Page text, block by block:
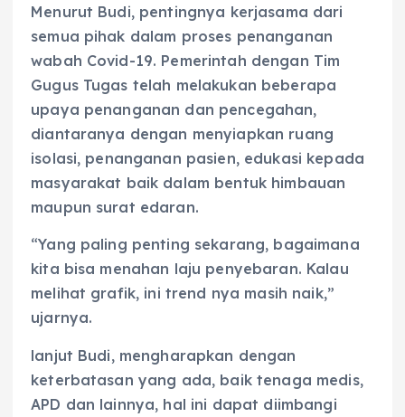
Menurut Budi, pentingnya kerjasama dari
semua pihak dalam proses penanganan
wabah Covid-19. Pemerintah dengan Tim
Gugus Tugas telah melakukan beberapa
upaya penanganan dan pencegahan,
diantaranya dengan menyiapkan ruang
isolasi, penanganan pasien, edukasi kepada
masyarakat baik dalam bentuk himbauan
maupun surat edaran.
“Yang paling penting sekarang, bagaimana
kita bisa menahan laju penyebaran. Kalau
melihat grafik, ini trend nya masih naik,”
ujarnya.
lanjut Budi, mengharapkan dengan
keterbatasan yang ada, baik tenaga medis,
APD dan lainnya, hal ini dapat diimbangi